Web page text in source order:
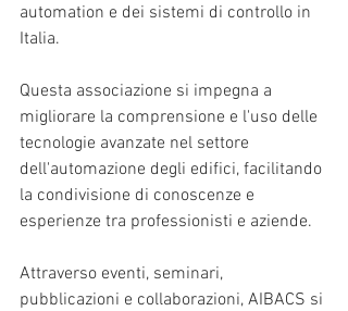
automation e dei sistemi di controllo in
Italia.
Questa associazione si impegna a
migliorare la comprensione e l'uso delle
tecnologie avanzate nel settore
dell'automazione degli edifici, facilitando
la condivisione di conoscenze e
esperienze tra professionisti e aziende.
Attraverso eventi, seminari,
pubblicazioni e collaborazioni, AIBACS si